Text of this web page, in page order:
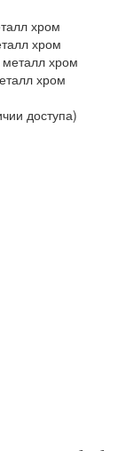
хром
хром
металл хром
хром
доступа)